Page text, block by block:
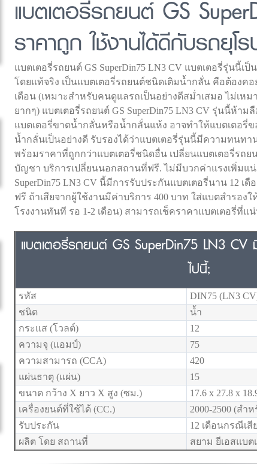
แบตเตอรี่รถยนต์ GS
ราคาถูก ใช้งานได้ดีกับรถยุโ
แบตเตอรี่รถยนต์ GS SuperDin75 LN3 CV แบตเตอรี่รุ่นนี้เ
โดยแท้จริง เป็นแบตเตอรี่รถยนต์ชนิดเติมน้ำกลั่น คือต้องค
เดือน (เหมาะสำหรับคนดูแลรถเป็นอย่างดีสม่ำเสมอ ไม่เห
ยากๆ) แบตเตอรี่รถยนต์ GS SuperDin75 LN3 CV รุ่นนี้ห้า
แบตเตอรี่ขาดน้ำกลั่นหรือน้ำกลั่นแห้ง อาจทำให้แบตเตอรี่
น้ำกลั่นเป็นอย่างดี รับรองได้ว่าแบตเตอรี่รุ่นนี้มีความทนท
พร้อมราคาที่ถูกกว่าแบตเตอรี่ชนิดอื่น เปลี่ยนแบตเตอรี่รถย
บัญชา บริการเปลี่ยนนอกสถานที่ฟรี. ไม่มีบวกค่าแรงเพิ่มแ
SuperDin75 LN3 CV นี้มีการรับประกันแบตเตอรี่นาน 12 เดื
ฟรี ถ้าเสียจากผู้ใช้งานมีค่าบริการ 400 บาท ใส่แบตสำรอง
โรงงานทันที รอ 1-2 เดือน) สามารถเช็คราคาแบตเตอรี่ที่แน่
แบตเตอรี่รถยนต์ GS SuperDin75 LN3
ไปนี้;
รหัส
DIN75 (LN3
ชนิด
น้ำ
กระแส (โวลต์)
12
ความจุ (แอมป์)
75
ความสามารถ (CCA)
420
แผ่นธาตุ (แผ่น)
15
ขนาด กว้าง X ยาว X สูง (ซม.)
17.6 x 27.8 x
เครื่องยนต์ที่ใช้ได้ (CC.)
2000-2500 (สำ
รับประกัน
12 เดือนกรณีเสี
ผลิต โดย สถานที่
สยาม ยีเอสแบต